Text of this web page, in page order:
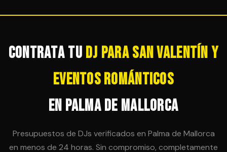
de última hora.
Contrata tu DJ para San Valentín y
Eventos Románticos
en Palma de Mallorca
Presupuestos de DJs verificados en Palma de Mallorca
en menos de 24 horas. Sin compromiso, completamente